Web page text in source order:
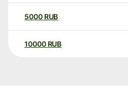
5000 RUB
10000 RUB